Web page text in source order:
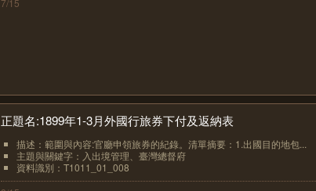
7/15
正題名:1899年1-3月外國行旅券下付及返納表
描述：範圍與內容:官廳申領旅券的紀錄。清單摘要：1.出國目的地包...
主題與關鍵字：入出境管理、臺灣總督府
資料識別：T1011_01_008